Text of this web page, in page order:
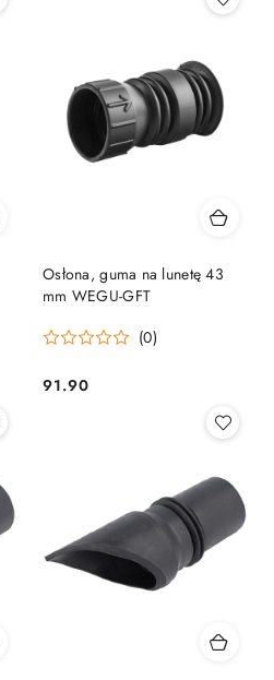
Osłona, guma na lunetę 43
mm WEGU-GFT
(0)
Cena:
91.90